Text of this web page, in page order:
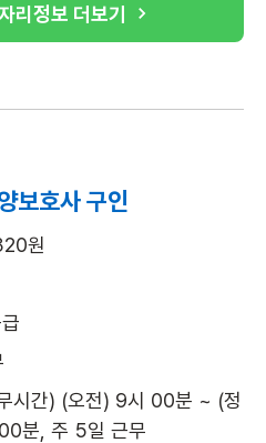
리정보 더보기
보호사 구인
원
시간) (오전) 9시 00분 ~ (정
분, 주 5일 근무